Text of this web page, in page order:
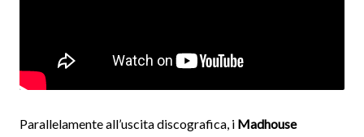
Parallelamente all’uscita discografica, i Madhouse